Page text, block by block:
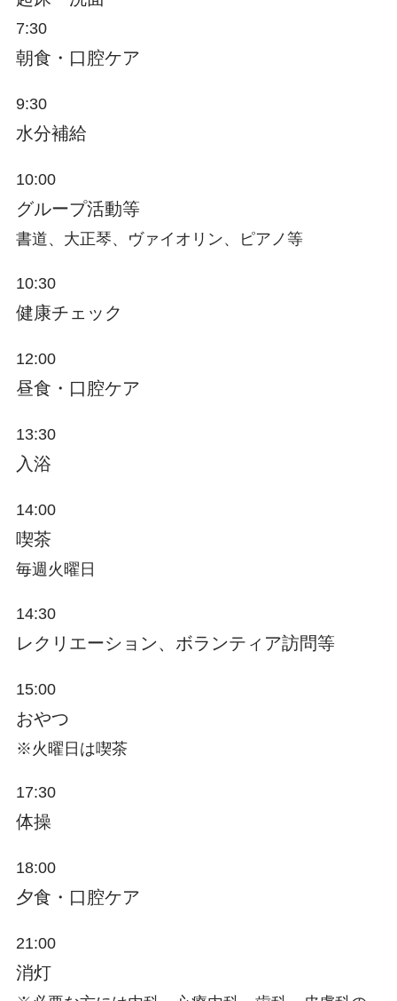
7:30
朝食・口腔ケア
9:30
水分補給
10:00
グループ活動等
書道、大正琴、ヴァイオリン、ピアノ等
10:30
健康チェック
12:00
昼食・口腔ケア
13:30
入浴
14:00
喫茶
毎週火曜日
14:30
レクリエーション、ボランティア訪問等
15:00
おやつ
※火曜日は喫茶
17:30
体操
18:00
夕食・口腔ケア
21:00
消灯